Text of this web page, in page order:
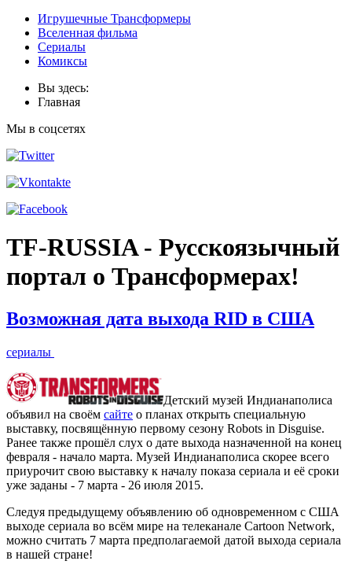
Игрушечные Трансформеры
Вселенная фильма
Сериалы
Комиксы
Вы здесь:
Главная
Мы в соцсетях
TF-RUSSIA - Русскоязычный
портал о Трансформерах!
Возможная дата выхода RID в США
сериалы
Детский музей Индианаполиса
объявил на своём сайте о планах открыть специальную
выставку, посвящённую первому сезону Robots in Disguise.
Ранее также прошёл слух о дате выхода назначенной на конец
февраля - начало марта. Музей Индианаполиса скорее всего
приурочит свою выставку к началу показа сериала и её сроки
уже заданы - 7 марта - 26 июля 2015.
Следуя предыдущему объявлению об одновременном с США
выходе сериала во всём мире на телеканале Cartoon Network,
можно считать 7 марта предполагаемой датой выхода сериала
в нашей стране!